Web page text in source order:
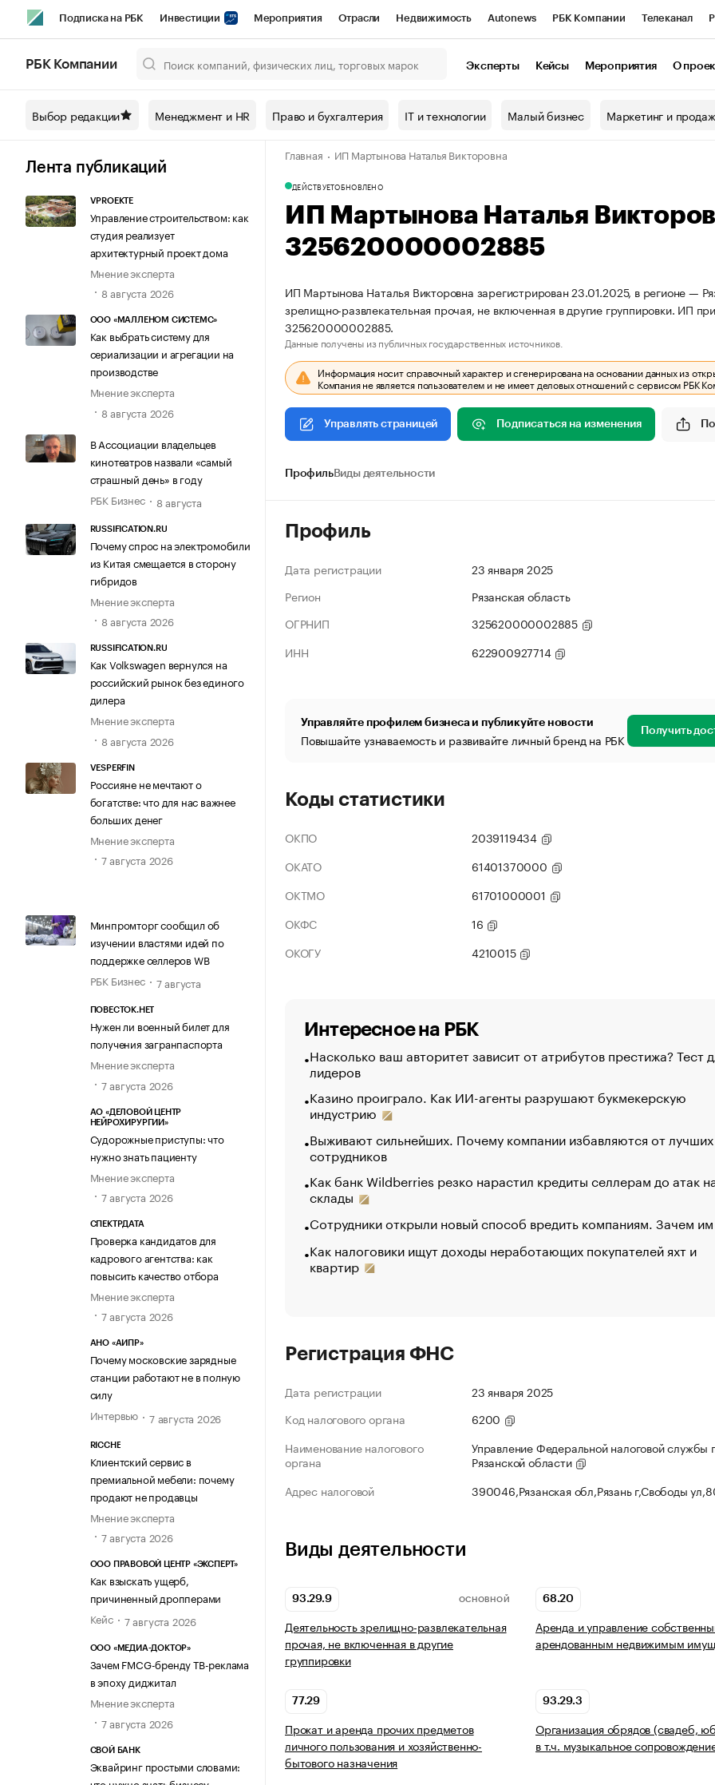
Подписка на РБК Инвестиции Мероприятия Отрасли Недвижимость Autonews РБК Компании Телеканал
Спецпроекты СПб Конференции СПб Спецпроекты Проверка контрагентов
Технологии и медиа Рынок наличной валюты
РБК Компании Эксперты Кейсы Мероприятия О
Выбор редакции Менеджмент и HR Право и бухгалтерия IT и технологии Малый бизнес Маркетинг и
Лента публикаций
VPROEKTE
Управление строительством: как
студия реализует
архитектурный проект дома
Мнение эксперта
8 августа 2026
ООО «МАЛЛЕНОМ СИСТЕМС»
Как выбрать систему для
сериализации и агрегации на
производстве
Мнение эксперта
8 августа 2026
В Ассоциации владельцев
кинотеатров назвали «самый
страшный день» в году
РБК Бизнес
8 августа
RUSSIFICATION.RU
Почему спрос на электромобили
из Китая смещается в сторону
гибридов
Мнение эксперта
8 августа 2026
RUSSIFICATION.RU
Как Volkswagen вернулся на
российский рынок без единого
дилера
Мнение эксперта
8 августа 2026
VESPERFIN
Россияне не мечтают о
богатстве: что для нас важнее
больших денег
Мнение эксперта
7 августа 2026
Минпромторг сообщил об
изучении властями идей по
поддержке селлеров WB
РБК Бизнес
7 августа
ПОВЕСТОК.НЕТ
Нужен ли военный билет для
получения загранпаспорта
Мнение эксперта
7 августа 2026
АО «ДЕЛОВОЙ ЦЕНТР
НЕЙРОХИРУРГИИ»
Судорожные приступы: что
нужно знать пациенту
Мнение эксперта
7 августа 2026
СПЕКТРДАТА
Проверка кандидатов для
кадрового агентства: как
повысить качество отбора
Мнение эксперта
7 августа 2026
АНО «АИПР»
Почему московские зарядные
станции работают не в полную
силу
Интервью
7 августа 2026
RICCHE
Клиентский сервис в
премиальной мебели: почему
продают не продавцы
Мнение эксперта
7 августа 2026
ООО ПРАВОВОЙ ЦЕНТР «ЭКСПЕРТ»
Как взыскать ущерб,
причиненный дропперами
Кейс
7 августа 2026
ООО «МЕДИА-ДОКТОР»
Зачем FMCG-бренду ТВ-реклама
в эпоху диджитал
Мнение эксперта
7 августа 2026
СВОЙ БАНК
Эквайринг простыми словами:
Главная ИП Мартынова Наталья Викторовна
ДЕЙСТВУЕТОБНОВЛЕНО
ИП Мартынова Наталья
325620000002885
ИП Мартынова Наталья Викторовна зарегистрирован 23.01.2025, в регионе —
зрелищно-развлекательная прочая, не включенная в другие группировки. ИП
325620000002885.
Данные получены из публичных государственных источников.
Информация носит справочный характер и сгенерирована на основании данных из
Компания не является пользователем и не имеет деловых отношений с сервисом РБК
Управлять страницей Подписаться на изменения
ПрофильВиды деятельности
Профиль
Дата регистрации
23 января 2025
Регион
Рязанская область
ОГРНИП
325620000002885
ИНН
622900927714
Управляйте профилем бизнеса и публикуйте новости
Повышайте узнаваемость и развивайте личный бренд на РБК Получить
Коды статистики
ОКПО
2039119434
ОКАТО
61401370000
ОКТМО
61701000001
ОКФС
16
ОКОГУ
4210015
Интересное на РБК
Насколько ваш авторитет зависит от атрибутов престижа? Тест
лидеров
Казино проиграло. Как ИИ-агенты разрушают букмекерскую
индустрию
Выживают сильнейших. Почему компании избавляются от лучших
сотрудников
Как банк Wildberries резко нарастил кредиты селлерам до атак
склады
Сотрудники открыли новый способ вредить компаниям. Зачем
Как налоговики ищут доходы неработающих покупателей яхт и
квартир
Регистрация ФНС
Дата регистрации
23 января 2025
Код налогового органа
6200
Наименование налогового
органа
Управление Федеральной налоговой службы
Рязанской области
Адрес налоговой
390046,Рязанская обл,Рязань г,Свободы
Виды деятельности
93.29.9 ОСНОВНОЙ
Деятельность зрелищно-развлекательная
прочая, не включенная в другие
группировки
68.20
Аренда и управление
арендованным недвижимым
77.29
Прокат и аренда прочих предметов
личного пользования и хозяйственно-
бытового назначения
93.29.3
Организация обрядов (свадеб,
в т.ч. музыкальное